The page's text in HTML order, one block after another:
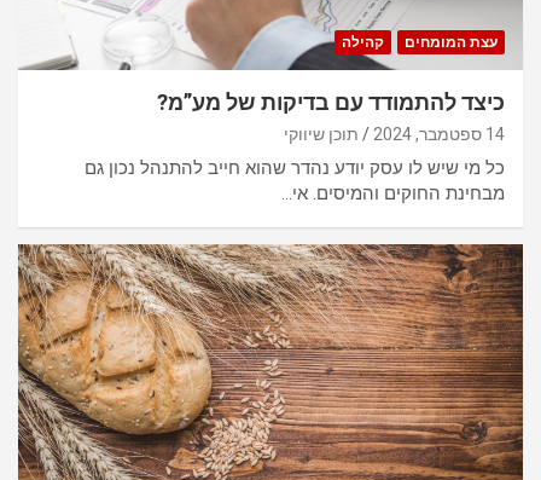
עצת המומחים קהילה
כיצד להתמודד עם בדיקות של מע”מ?
14 ספטמבר, 2024 תוכן שיווקי
כל מי שיש לו עסק יודע נהדר שהוא חייב להתנהל נכון גם
מבחינת החוקים והמיסים. אי…